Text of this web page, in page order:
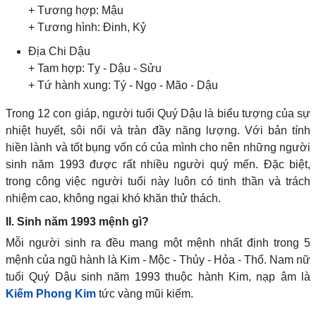
+ Tương hợp: Mậu
+ Tương hình: Đinh, Kỷ
Địa Chi Dậu
+ Tam hợp: Tỵ - Dậu - Sửu
+ Tứ hành xung: Tý - Ngọ - Mão - Dậu
Trong 12 con giáp, người tuổi Quý Dậu là biểu tượng của sự
nhiệt huyết, sôi nổi và tràn đầy năng lượng. Với bản tính
hiền lành và tốt bụng vốn có của mình cho nên những người
sinh năm 1993 được rất nhiều người quý mến. Đặc biệt,
trong công việc người tuổi này luôn có tinh thần và trách
nhiệm cao, không ngại khó khăn thử thách.
II. Sinh năm 1993 mệnh gì?
Mỗi người sinh ra đều mang một mệnh nhất định trong 5
mệnh của ngũ hành là Kim - Mộc - Thủy - Hỏa - Thổ. Nam nữ
tuổi Quý Dậu sinh năm 1993 thuộc hành Kim, nạp âm là
Kiếm Phong Kim tức vàng mũi kiếm.